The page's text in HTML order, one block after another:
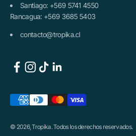
Santiago: +569 5741 4550
Rancagua: +569 3685 5403
contacto@tropika.cl
© 2026, Tropika. Todos los derechos reservados.